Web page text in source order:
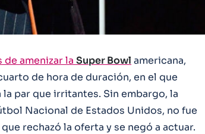
amenizar la Super Bowl americana,
de hora de duración, en el que
par que irritantes. Sin embargo, la
Nacional de Estados Unidos, no fue
que rechazó la oferta y se negó a actuar.